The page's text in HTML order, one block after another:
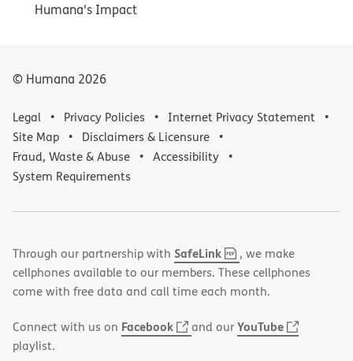
Humana's Impact
© Humana 2026
Legal Privacy Policies
Internet Privacy Statement
Site Map
Disclaimers & Licensure
Fraud, Waste & Abuse
Accessibility
System Requirements
Through our partnership with SafeLink,
PDF
(opens
in
new
, we make
cellphones available to our members. These cellphones
come with free data and call time each month.
Connect with us on Facebook
(opens
and ourYouTube
(opens
playlist.